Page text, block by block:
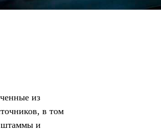
из
в том
штаммы и